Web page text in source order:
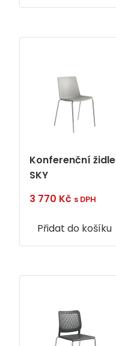
Konferenční židle
SKY
3 770 Kč s DPH
Přidat do košíku